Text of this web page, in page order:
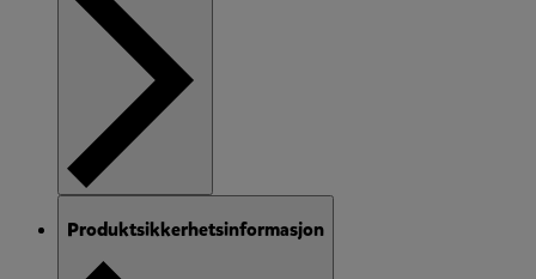
Produktsikkerhetsinformasjon